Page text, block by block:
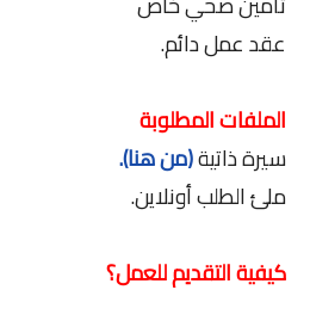
عقد عمل دائم.
الملفات المطلوبة
سيرة ذاتية(من هنا).
ملئ الطلب أونلاين.
كيفية التقديم للعمل؟